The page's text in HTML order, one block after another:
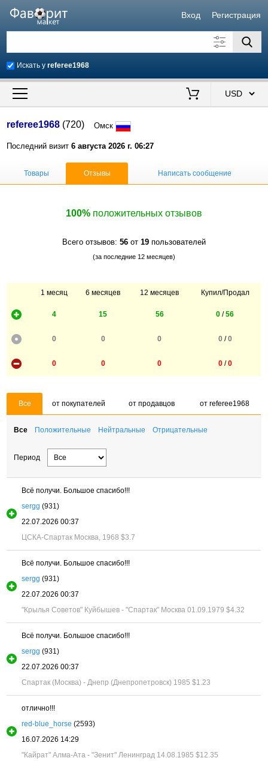
Вход Регистрация
Искать уreferee1968
Искать также в описании
Продавец
referee1968 (720) Омск
Последний визит6 августа 2026 г. 06:27
Товары Отзывы Написать сообщение
100% положительных отзывов
Всего отзывов: 56 от 19 пользователей
(за последние 12 месяцев)
1 месяц 6 месяцев 12 месяцев Купил/Продал
4 15 56 0 /56
0 0 0 0/0
0 0 0 0/0
Все от покупателей от продавцов от referee1968
Все Положительные Нейтральные Отрицательные
Период
Всё получи. Большое спасибо!!!
sergg (931)
22.07.2026 00:37
ЦСКА-Спартак Москва, 1968 $3.7
Всё получи. Большое спасибо!!!
sergg (931)
22.07.2026 00:37
"Крылья Советов" Куйбышев - "Спартак" Москва 01.09.1979 $4.32
Всё получи. Большое спасибо!!!
sergg (931)
22.07.2026 00:37
Спартак (Москва) - Днепр (Днепропетровск) 1985 $1.23
отлично!!!
red-blue_horse (2593)
16.07.2026 14:29
"Кайрат" Алма-Ата - "Зенит" Ленинград 14.08.1985 $12.35